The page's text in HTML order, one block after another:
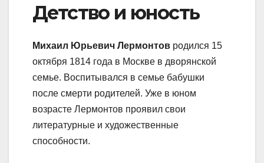
Детство и юность
Михаил Юрьевич Лермонтов родился 15
октября 1814 года в Москве в дворянской
семье. Воспитывался в семье бабушки
после смерти родителей. Уже в юном
возрасте Лермонтов проявил свои
литературные и художественные
способности.